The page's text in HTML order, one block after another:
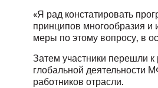
«Я рад констатировать
принципов многообразия
меры по этому вопросу, в
Затем участники перешли
глобальной деятельности
работников отрасли.